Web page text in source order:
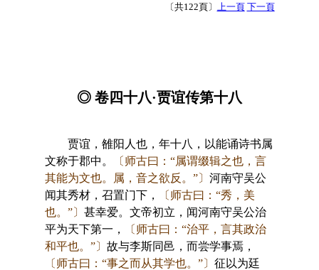
〔共122頁〕 上一頁 下一頁
◎ 卷四十八·贾谊传第十八
贾谊，雒阳人也，年十八，以能诵诗书属
文称于郡中。
〔师古曰：“属谓缀辑之也，言
其能为文也。属，音之欲反。”〕 河南守吴公
闻其秀材，召置门下，
〔师古曰：“秀，美
也。”〕 甚幸爱。文帝初立，闻河南守吴公治
平为天下第一，
〔师古曰：“治平，言其政治
和平也。”〕 故与李斯同邑，而尝学事焉，
〔师古曰：“事之而从其学也。”〕 征以为廷